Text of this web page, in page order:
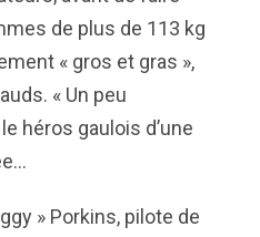
de plus de 113 kg
« gros et gras »,
« Un peu
héros gaulois d’une
» Porkins, pilote de